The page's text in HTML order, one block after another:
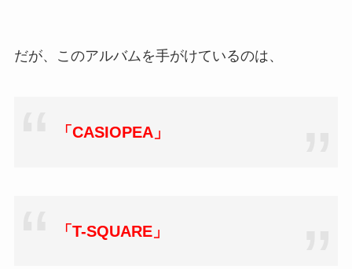
だが、このアルバムを手がけているのは、
「CASIOPEA」
「T-SQUARE」